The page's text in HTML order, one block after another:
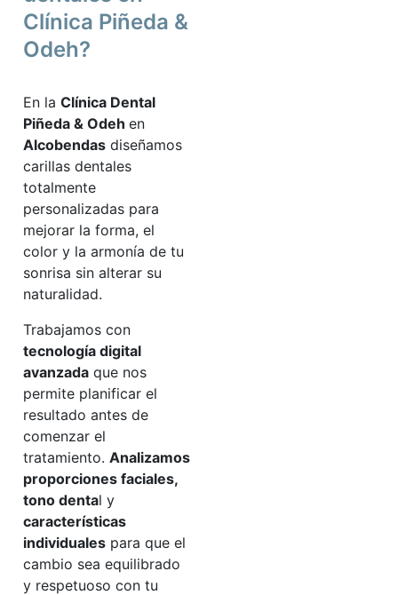
Clínica Piñeda &
Odeh?
En la Clínica Dental
Piñeda & Odeh en
Alcobendas diseñamos
carillas dentales
totalmente
personalizadas para
mejorar la forma, el
color y la armonía de tu
sonrisa sin alterar su
naturalidad.
Trabajamos con
tecnología digital
avanzada que nos
permite planificar el
resultado antes de
comenzar el
tratamiento. Analizamos
proporciones faciales,
tono dental y
características
individuales para que el
cambio sea equilibrado
y respetuoso con tu